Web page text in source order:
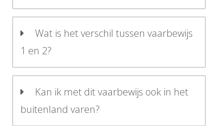
Wat is het verschil tussen vaarbewijs
1 en 2?
Kan ik met dit vaarbewijs ook in het
buitenland varen?